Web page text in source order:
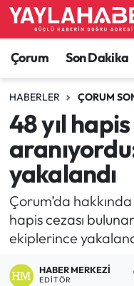
Çorum Son Dakika
HABERLER ÇORUM
48 yıl
yakalandı
Çorum’da
hapis cezası
ekiplerince
HABER MERKEZI
EDITÖR
Alaca Haberleri
Bayat Haberleri
Bilgi - Keşfet
Bilim ve Teknoloji
Boğazkale
Çorum Haberleri
Çorum Son
Çorum Nöbetçi
Çorum Hava
Çorum Namaz
Çorum Trafik
TFF 1.Lig Puan
Tüm Manşetler
Son Dakika